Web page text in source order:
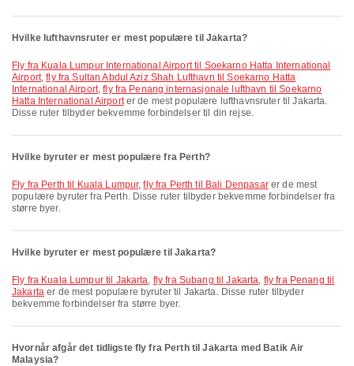
Hvilke lufthavnsruter er mest populære til Jakarta?
fly fra Kuala Lumpur International Airport til Soekarno Hatta International
Airport,fly fra Sultan Abdul Aziz Shah Lufthavn til Soekarno Hatta
International Airport,fly fra Penang internasjonale lufthavn til Soekarno
Hatta International Airporter de mest populære lufthavnsruter til Jakarta.
Disse ruter tilbyder bekvemme forbindelser til din rejse.
Hvilke byruter er mest populære fra Perth?
fly fra Perth til Kuala Lumpur,fly fra Perth til Bali Denpasarer de mest
populære byruter fra Perth. Disse ruter tilbyder bekvemme forbindelser fra
større byer.
Hvilke byruter er mest populære til Jakarta?
fly fra Kuala Lumpur til Jakarta, fly fra Subang til Jakarta, fly fra Penang til
Jakartaer de mest populære byruter til Jakarta. Disse ruter tilbyder
bekvemme forbindelser fra større byer.
Hvornår afgår det tidligste fly fra Perth til Jakarta med Batik Air
Malaysia?